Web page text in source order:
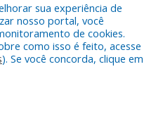
sua experiência de
nosso portal, você
de cookies.
como isso é feito, acesse
). Se você concorda, clique em